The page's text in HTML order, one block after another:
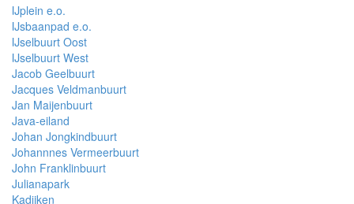
IJplein e.o.
IJsbaanpad e.o.
IJselbuurt Oost
IJselbuurt West
Jacob Geelbuurt
Jacques Veldmanbuurt
Jan Maijenbuurt
Java-eiland
Johan Jongkindbuurt
Johannnes Vermeerbuurt
John Franklinbuurt
Julianapark
Kadijken